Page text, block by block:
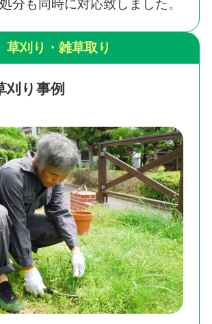
分も同時に対応致しました。
草刈り・雑草取り
刈り事例